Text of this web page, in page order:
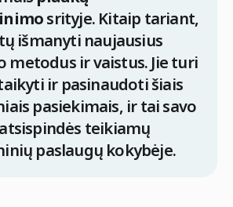
srityje. Kitaip tariant,
išmanyti naujausius
metodus ir vaistus. Jie turi
ir pasinaudoti šiais
pasiekimais, ir tai savo
teikiamų
paslaugų kokybėje.